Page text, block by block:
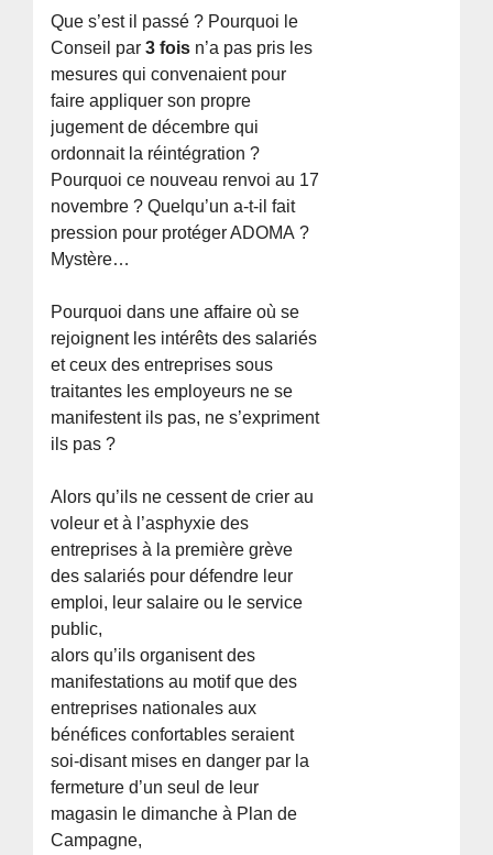
Que s’est il passé ? Pourquoi le
Conseil par3 fois n’a pas pris les
mesures qui convenaient pour
faire appliquer son propre
jugement de décembre qui
ordonnait la réintégration ?
Pourquoi ce nouveau renvoi au 17
novembre ? Quelqu’un a-t-il fait
pression pour protéger ADOMA ?
Mystère…
Pourquoi dans une affaire où se
rejoignent les intérêts des salariés
et ceux des entreprises sous
traitantes les employeurs ne se
manifestent ils pas, ne s’expriment
ils pas ?
Alors qu’ils ne cessent de crier au
voleur et à l’asphyxie des
entreprises à la première grève
des salariés pour défendre leur
emploi, leur salaire ou le service
public,
alors qu’ils organisent des
manifestations au motif que des
entreprises nationales aux
bénéfices confortables seraient
soi-disant mises en danger par la
fermeture d’un seul de leur
magasin le dimanche à Plan de
Campagne,